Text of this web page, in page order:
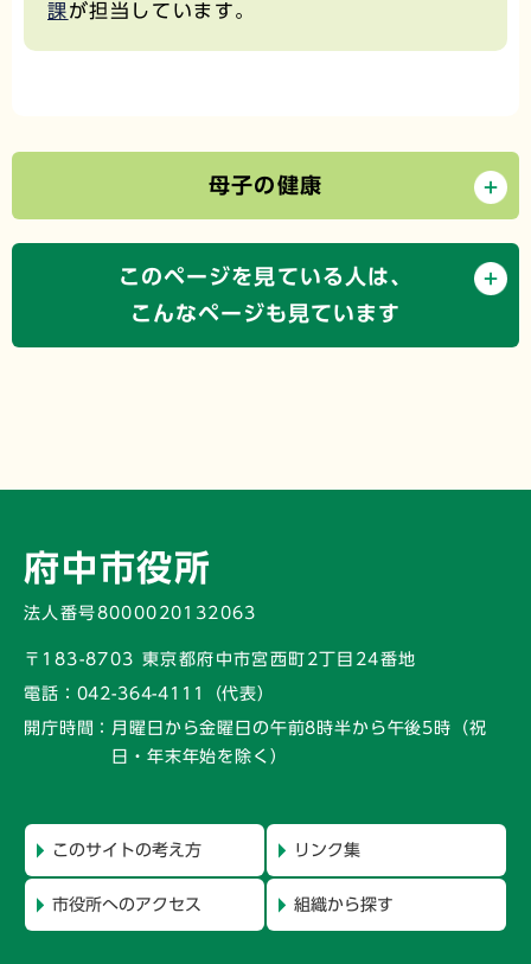
課が担当しています。
母子の健康
このページを見ている人は、
こんなページも見ています
府中市役所
法人番号8000020132063
〒183-8703 東京都府中市宮西町2丁目24番地
電話： 042-364-4111（代表）
開庁時間： 月曜日から金曜日の午前8時半から午後5時 （祝
日・年末年始を除く）
このサイトの考え方 リンク集
市役所へのアクセス 組織から探す